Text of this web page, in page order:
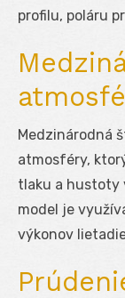
profilu, poláru
Medzinárodná
atmosféry,
tlaku a hustoty
model je
výkonov